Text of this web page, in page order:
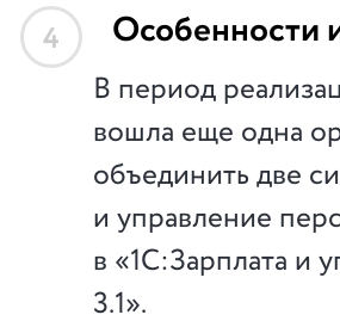
4 Особенности
В период
вошла еще одна
объединить две
и управление
в «1С:Зарплата и
3.1».